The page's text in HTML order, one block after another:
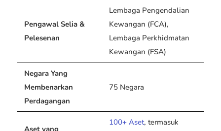
Pengawal Selia &
Pelesenan
Lembaga Pengendalian
Kewangan (FCA),
Lembaga Perkhidmatan
Kewangan (FSA)
Negara Yang
Membenarkan
Perdagangan
75 Negara
Aset yang
100+ Aset, termasuk